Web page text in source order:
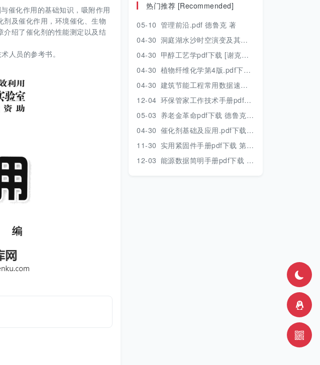
催化作用的基础知识，吸附作用
及催化作用，环境催化、生物
绍了催化剂的性能测定以及结
人员的参考书。
热门推荐 [Recommended]
05-10 管理前沿.pdf 德鲁克 著
04-30 洞庭湖水沙时空演变及其对水资源安全的影响研究.pdf 胡光伟 著 2017年版
04-30 甲醇工艺学pdf下载 [谢克昌 房鼎业主编] 2010年版
04-30 植物纤维化学第4版.pdf下载 [裴继诚主编] 2012年版
04-30 建筑节能工程常用数据速查手册.pdf下载 [陈慢勤著] 2010年版
12-04 环保管家工作技术手册pdf下载 2019年版
05-03 养老金革命pdf下载 德鲁克 著
04-30 催化剂基础及应用.pdf下载 [季生福 张谦温 赵彬侠编] 2011年版
11-30 实用紧固件手册pdf下载 第三版 2018年版
12-03 能源数据简明手册pdf下载 2017版